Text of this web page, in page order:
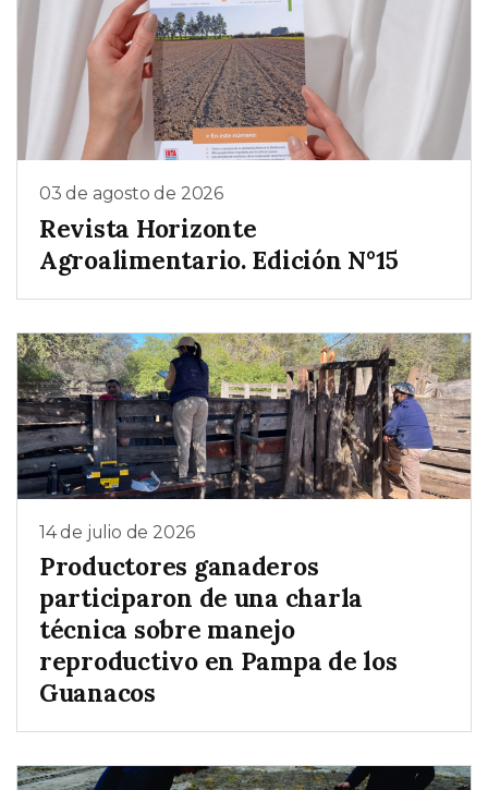
03 de agosto de 2026
Revista Horizonte
Agroalimentario. Edición N°15
14 de julio de 2026
Productores ganaderos
participaron de una charla
técnica sobre manejo
reproductivo en Pampa de los
Guanacos